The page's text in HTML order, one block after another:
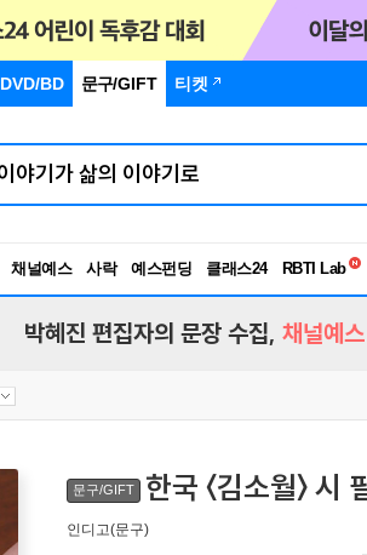
DVD/BD 문구/GIFT 티켓
채널예스 사락 예스펀딩 클래스24
독서유형검사
박혜진 편집자의 문장 수집, 채널예
문구/GIFT 한국 〈김소월〉
인디고(문구)